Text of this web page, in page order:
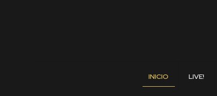
INICIO LIVE!